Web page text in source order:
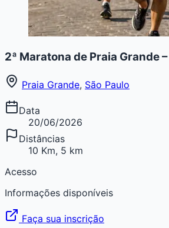
2ª Maratona de Praia Grande
Praia Grande, São Paulo
Data
20/06/2026
Distâncias
10 Km, 5 km
Acesso
Informações disponíveis
Faça sua inscrição